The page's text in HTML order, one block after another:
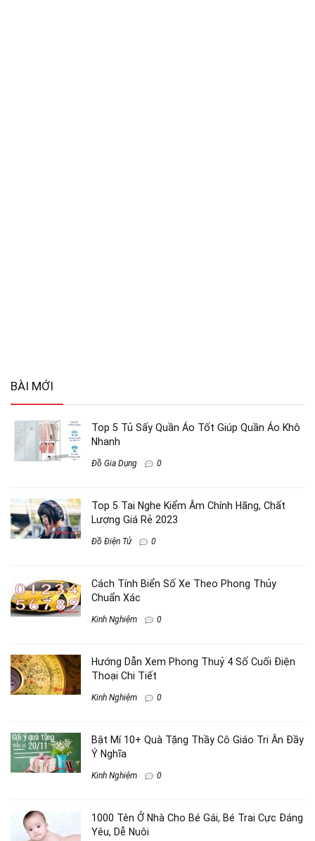
BÀI MỚI
Top 5 Tủ Sấy Quần Áo Tốt Giúp Quần Áo Khô
Nhanh
Đồ Gia Dụng 0
Top 5 Tai Nghe Kiểm Âm Chính Hãng, Chất
Lượng Giá Rẻ 2023
Đồ Điện Tử 0
Cách Tính Biển Số Xe Theo Phong Thủy
Chuẩn Xác
Kinh Nghiệm 0
Hướng Dẫn Xem Phong Thuỷ 4 Số Cuối Điện
Thoại Chi Tiết
Kinh Nghiệm 0
Bật Mí 10+ Quà Tặng Thầy Cô Giáo Tri Ân Đầy
Ý Nghĩa
Kinh Nghiệm 0
1000 Tên Ở Nhà Cho Bé Gái, Bé Trai Cực Đáng
Yêu, Dễ Nuôi